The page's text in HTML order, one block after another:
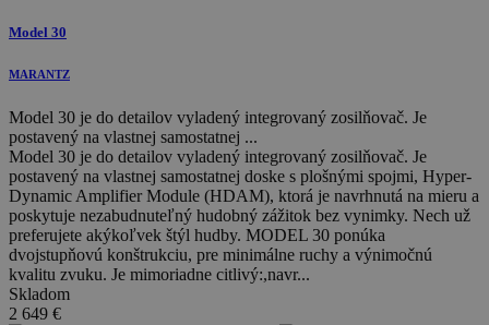
Model 30
MARANTZ
Model 30 je do detailov vyladený integrovaný zosilňovač. Je
postavený na vlastnej samostatnej ...
Model 30 je do detailov vyladený integrovaný zosilňovač. Je
postavený na vlastnej samostatnej doske s plošnými spojmi, Hyper-
Dynamic Amplifier Module (HDAM), ktorá je navrhnutá na mieru a
poskytuje nezabudnuteľný hudobný zážitok bez vynimky. Nech už
preferujete akýkoľvek štýl hudby. MODEL 30 ponúka
dvojstupňovú konštrukciu, pre minimálne ruchy a výnimočnú
kvalitu zvuku. Je mimoriadne citlivý:,navr...
Skladom
2 649 €